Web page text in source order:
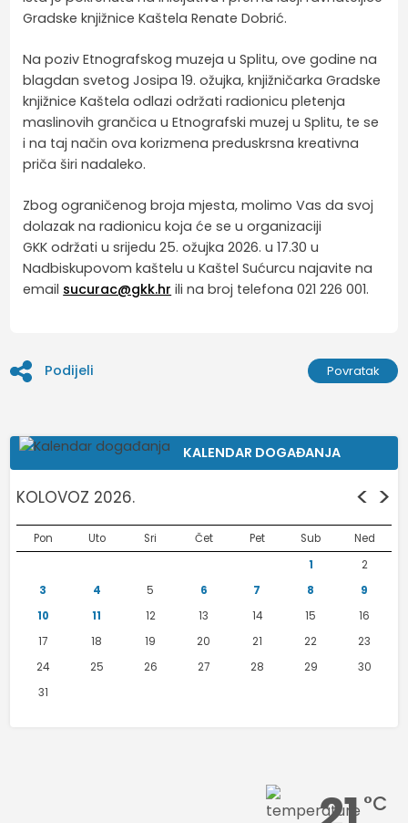
Gradske knjižnice Kaštela Renate Dobrić.
Na poziv Etnografskog muzeja u Splitu, ove godine na
blagdan svetog Josipa 19. ožujka, knjižničarka Gradske
knjižnice Kaštela odlazi održati radionicu pletenja
maslinovih grančica u Etnografski muzej u Splitu, te se
i na taj način ova korizmena preduskrsna kreativna
priča širi nadaleko.
Zbog ograničenog broja mjesta, molimo Vas da svoj
dolazak na radionicu koja će se u organizaciji
GKK održati u srijedu 25. ožujka 2026. u 17.30 u
Nadbiskupovom kaštelu u Kaštel Sućurcu najavite na
email sucurac@gkk.hr ili na broj telefona 021 226 001.
Podijeli Povratak
°C
KALENDAR DOGAĐANJA
KOLOVOZ 2026. < >
Pon Uto Sri Čet Pet Sub
Ned
1
2
3
4 5 6 7 8
9
10
11 12 13 14 15
16
17
18 19 20 21 22
23
24
25 26 27 28 29
30
31